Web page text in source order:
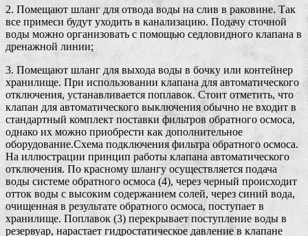
2. Помещают шланг для отвода воды на слив в раковине. Так
все примеси будут уходить в канализацию. Подачу сточной
воды можно организовать с помощью седловидного клапана в
дренажной линии;
3. Помещают шланг для выхода воды в бочку или контейнер
хранилище. При использовании клапана для автоматического
отключения, устанавливается поплавок. Стоит отметить, что
клапан для автоматического выключения обычно не входит в
стандартный комплект поставки фильтров обратного осмоса,
однако их можно приобрести как дополнительное
оборудование.Схема подключения фильтра обратного осмоса.
На иллюстрации принцип работы клапана автоматического
отключения. По красному шлангу осуществляется подача
воды системе обратного осмоса (4), через черный происходит
отток воды с высоким содержанием солей, через синий вода,
очищенная в результате обратного осмоса, поступает в
хранилище. Поплавок (3) перекрывает поступление воды в
резервуар, нарастает гидростатическое давление в клапане